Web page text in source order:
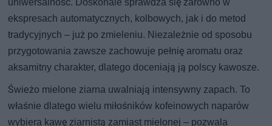
uniwersalność. Doskonale sprawdza się zarówno w
ekspresach automatycznych, kolbowych, jak i do metod
tradycyjnych – już po zmieleniu. Niezależnie od sposobu
przygotowania zawsze zachowuje pełnię aromatu oraz
aksamitny charakter, dlatego doceniają ją polscy kawosze.
Świeżo mielone ziarna uwalniają intensywny zapach. To
właśnie dlatego wielu miłośników kofeinowych naparów
wybiera kawę ziarnistą zamiast mielonej – pozwala